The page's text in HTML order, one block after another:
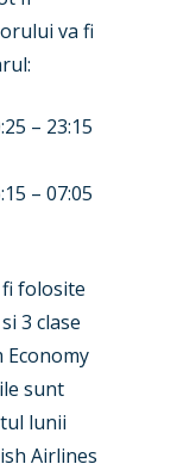
va fi
– 23:15
– 07:05
fi folosite
3 clase
Economy
sunt
lunii
Airlines
Routes
2025
2024
2023
2022